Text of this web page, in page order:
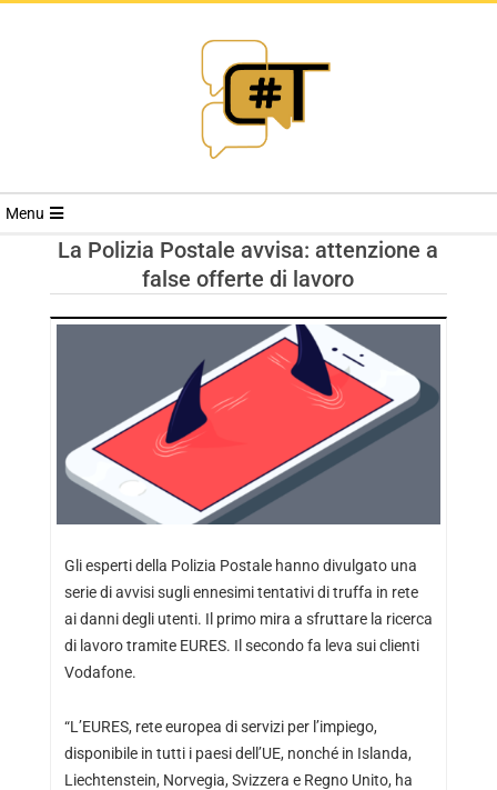
RIVISTA
TRENDS
Menu
La Polizia Postale avvisa: attenzione a
false offerte di lavoro
Gli esperti della Polizia Postale hanno divulgato una
serie di avvisi sugli ennesimi tentativi di truffa in rete
ai danni degli utenti. Il primo mira a sfruttare la ricerca
di lavoro tramite EURES. Il secondo fa leva sui clienti
Vodafone.
“L’EURES, rete europea di servizi per l’impiego,
disponibile in tutti i paesi dell’UE, nonché in Islanda,
Liechtenstein, Norvegia, Svizzera e Regno Unito, ha